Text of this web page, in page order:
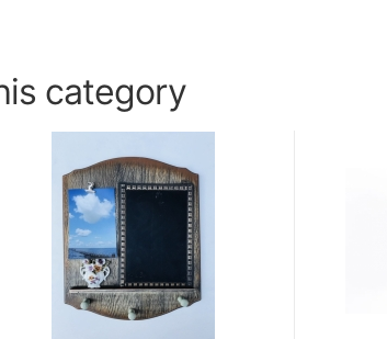
category